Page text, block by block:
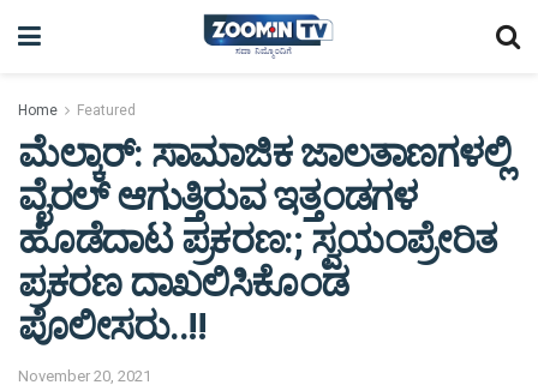
Home Featured
ಮೆಲ್ಕಾರ್: ಸಾಮಾಜಿಕ ಜಾಲತಾಣಗಳಲ್ಲಿ
ವೈರಲ್ ಆಗುತ್ತಿರುವ ಇತ್ತಂಡಗಳ
ಹೊಡೆದಾಟ ಪ್ರಕರಣ:; ಸ್ವಯಂಪ್ರೇರಿತ
ಪ್ರಕರಣ ದಾಖಲಿಸಿಕೊಂಡ
ಪೊಲೀಸರು..!!
November 20, 2021